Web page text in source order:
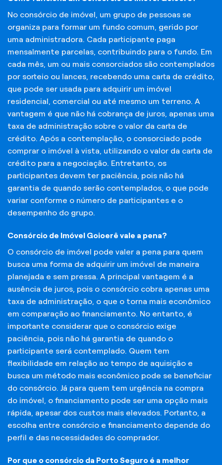
No consórcio de imóvel, um grupo de pessoas se
organiza para formar um fundo comum, gerido por
uma administradora. Cada participante paga
mensalmente parcelas, contribuindo para o fundo. Em
cada mês, um ou mais consorciados são contemplados
por sorteio ou lances, recebendo uma carta de crédito,
que pode ser usada para adquirir um imóvel
residencial, comercial ou até mesmo um terreno. A
vantagem é que não há cobrança de juros, apenas uma
taxa de administração sobre o valor da carta de
crédito. Após a contemplação, o consorciado pode
comprar o imóvel à vista, utilizando o valor da carta de
crédito para a negociação. Entretanto, os
participantes devem ter paciência, pois não há
garantia de quando serão contemplados, o que pode
variar conforme o número de participantes e o
desempenho do grupo.
Consórcio de Imóvel Goioerê vale a pena?
O consórcio de imóvel pode valer a pena para quem
busca uma forma de adquirir um imóvel de maneira
planejada e sem pressa. A principal vantagem é a
ausência de juros, pois o consórcio cobra apenas uma
taxa de administração, o que o torna mais econômico
em comparação ao financiamento. No entanto, é
importante considerar que o consórcio exige
paciência, pois não há garantia de quando o
participante será contemplado. Quem tem
flexibilidade em relação ao tempo de aquisição e
busca um método mais econômico pode se beneficiar
do consórcio. Já para quem tem urgência na compra
do imóvel, o financiamento pode ser uma opção mais
rápida, apesar dos custos mais elevados. Portanto, a
escolha entre consórcio e financiamento depende do
perfil e das necessidades do comprador.
Por que o consórcio da Porto Seguro é a melhor